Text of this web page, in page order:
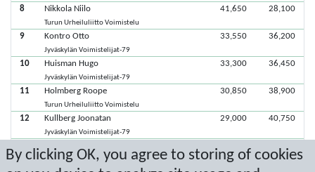
By clicking OK, you agree to storing of cookies
8 Nikkola Niilo
Turun Urheiluliitto Voimistelu
41,650 28,100
9 Kontro Otto
Jyväskylän Voimistelijat-79
33,550 36,200
10 Huisman Hugo
Jyväskylän Voimistelijat-79
33,300 36,450
11 Holmberg Roope
Turun Urheiluliitto Voimistelu
30,850 38,900
12 Kullberg Joonatan
Jyväskylän Voimistelijat-79
29,000 40,750
Oulun Pyrintö voimistelujaosto